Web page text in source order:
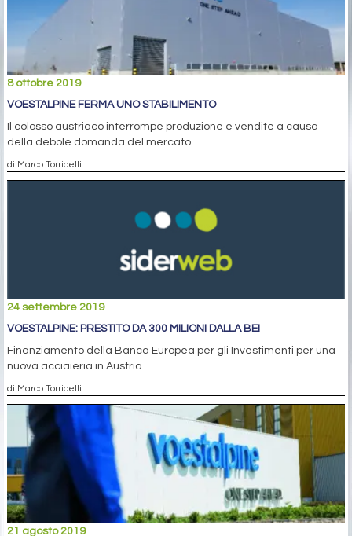
8 ottobre 2019
VOESTALPINE FERMA UNO STABILIMENTO
Il colosso austriaco interrompe produzione e vendite a causa
della debole domanda del mercato
di Marco Torricelli
24 settembre 2019
VOESTALPINE: PRESTITO DA 300 MILIONI DALLA BEI
Finanziamento della Banca Europea per gli Investimenti per una
nuova acciaieria in Austria
di Marco Torricelli
21 agosto 2019